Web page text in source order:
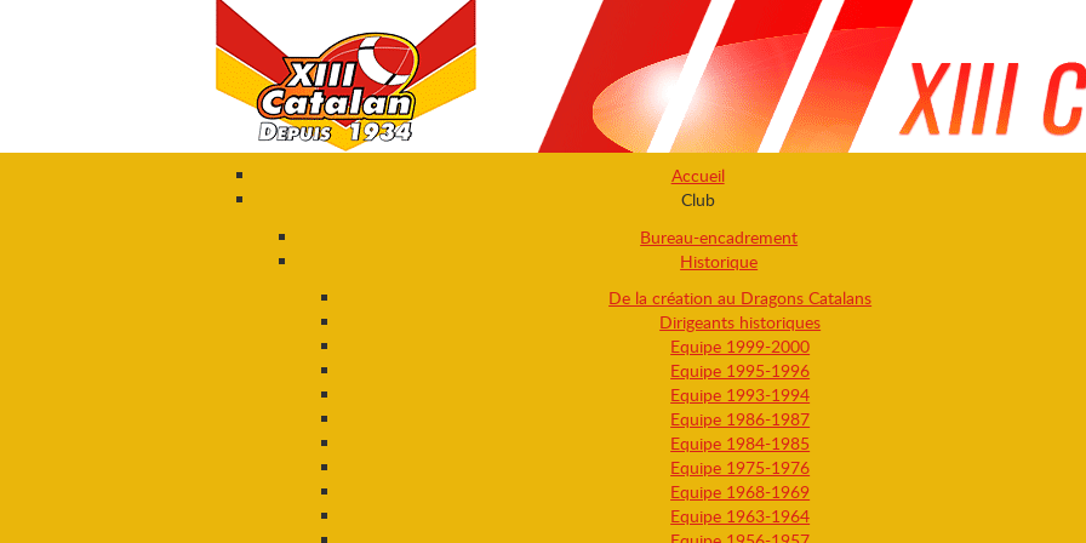
Accueil
Club
Bureau-encadrement
Historique
De la création au Dragons Catalans
Dirigeants historiques
Equipe 1999-2000
Equipe 1995-1996
Equipe 1993-1994
Equipe 1986-1987
Equipe 1984-1985
Equipe 1975-1976
Equipe 1968-1969
Equipe 1963-1964